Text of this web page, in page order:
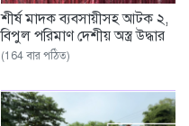
শীর্ষ মাদক ব্যবসায়ীসহ আটক ২,
বিপুল পরিমাণ দেশীয় অস্ত্র উদ্ধার
(164 বার পঠিত)